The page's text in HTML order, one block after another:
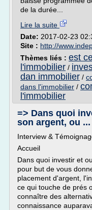
de la durée...
Lire la suite
Date: 2017-02-23
Site : http://
Thèmes liés : est
l'immobilier /
dan immobilier /
dans l'immobilier /
l'immobilier
=> Dans quoi
son argent, ou ...
Interview &
Accueil
Dans quoi investir et
pour but de vous
placement d'argent,
ce qui touche de prés
connaître des
connaissance